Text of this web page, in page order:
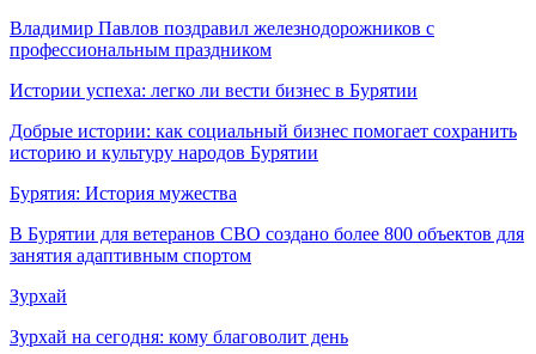
Владимир Павлов поздравил железнодорожников с
профессиональным праздником
Истории успеха: легко ли вести бизнес в Бурятии
Добрые истории: как социальный бизнес помогает сохранить
историю и культуру народов Бурятии
Бурятия: История мужества
В Бурятии для ветеранов СВО создано более 800 объектов для
занятия адаптивным спортом
Зурхай
Зурхай на сегодня: кому благоволит день